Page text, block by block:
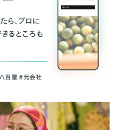
ら、プロに
るところも
百屋 ＃元会社